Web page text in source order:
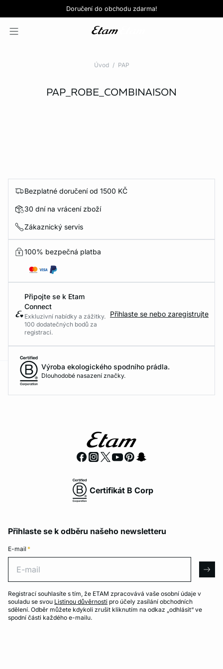
Doručení do obchodu zdarma!
SLEVY: kupte si 3, zaplaťte za 2*KOUPIT NYNÍ
Love EDIT: podprsenka + kalhotky za 999 Kč
Úvod PAP
PAP_ROBE_COMBINAISON
Bezplatné doručení od 1500 KČ
30 dní na vrácení zboží
Zákaznický servis
100% bezpečná platba
Připojte se k Etam
Connect
Exkluzivní nabídky a zážitky.
100 dodatečných bodů za
registraci.
Přihlaste se nebo zaregistrujte
Výroba ekologického spodního prádla.
Dlouhodobé nasazení značky.
Certifikát B Corp
Přihlaste se k odběru našeho newsletteru
E-mail *
Registrací souhlasíte s tím, že ETAM zpracovává vaše osobní údaje v
souladu se svou Listinou důvěrnosti pro účely zasílání obchodních
sdělení. Odběr můžete kdykoli zrušit kliknutím na odkaz „odhlásit“ ve
spodní části každého e-mailu.